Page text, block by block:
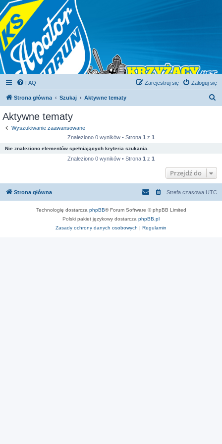
FAQ Zaloguj się
Zarejestruj się
Strona główna Szukaj Aktywne tematy
Aktywne tematy
Wyszukiwanie zaawansowane
Znaleziono 0 wyników • Strona 1 z 1
Nie znaleziono elementów spełniających kryteria szukania.
Znaleziono 0 wyników • Strona 1 z 1
Przejdź do
Strona główna Strefa czasowa UTC
Technologię dostarcza phpBB® Forum Software © phpBB Limited
Polski pakiet językowy dostarcza phpBB.pl
Zasady ochrony danych osobowych | Regulamin